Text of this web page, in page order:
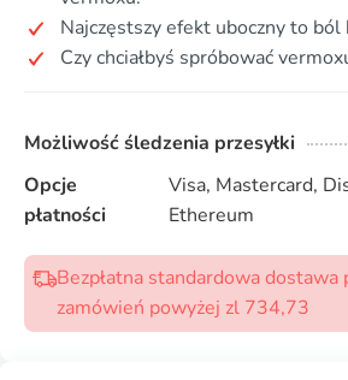
Najczęstszy efekt uboczny to ból
Czy chciałbyś spróbować
Możliwość śledzenia przesyłki
Opcje
płatności
Visa, Mastercard,
Ethereum
Bezpłatna standardowa dostawa
zamówień powyżej zl 734,73